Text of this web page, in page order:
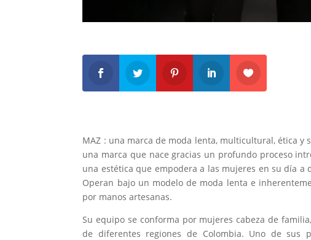
MAZ : una marca de moda lenta, multicultural, ética y
una marca que nace gracias un profundo proceso
una estética que empodera a las mujeres en su día
Operan bajo un modelo de moda lenta e
por manos artesanas.
Su equipo se conforma por mujeres cabeza de
de diferentes regiones de Colombia. Uno de sus